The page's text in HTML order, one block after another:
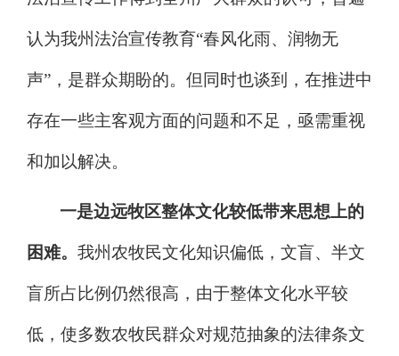
认为我州法治宣传教育“春风化雨、润物无
声” ， 是群众期盼的。 但 同时也谈到，在推进中
存在一些主客观方面的问题和不足，亟需重视
和加以解决。
一是边远牧区整体文化较低带来思想上的
困难。 我州农牧民文化知识偏低，文盲、半文
盲所占比例仍然很高，由于整体文化水平较
低，使多数农牧民群众对规范抽象的法律条文